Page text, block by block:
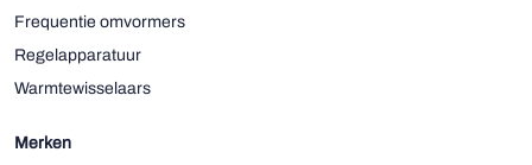
Frequentie omvormers
Regelapparatuur
Warmtewisselaars
Merken